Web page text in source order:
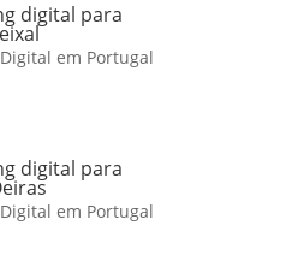
digital para
em Portugal
digital para
em Portugal